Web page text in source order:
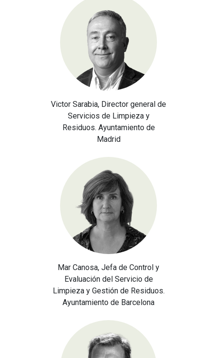
Victor Sarabia, Director general de
Servicios de Limpieza y
Residuos. Ayuntamiento de
Madrid
Mar Canosa, Jefa de Control y
Evaluación del Servicio de
Limpieza y Gestión de Residuos.
Ayuntamiento de Barcelona